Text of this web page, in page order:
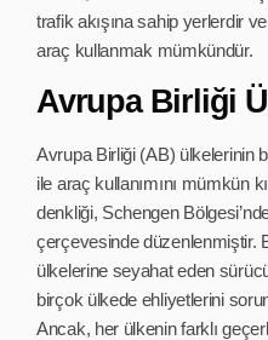
trafik akışına sahip yerlerdir
araç kullanmak mümkündür.
Avrupa Birliği
Avrupa Birliği (AB) ülkelerinin
ile araç kullanımını mümkün
denkliği, Schengen
çerçevesinde düzenlenmiştir.
ülkelerine seyahat eden
birçok ülkede ehliyetlerini
Ancak, her ülkenin farklı